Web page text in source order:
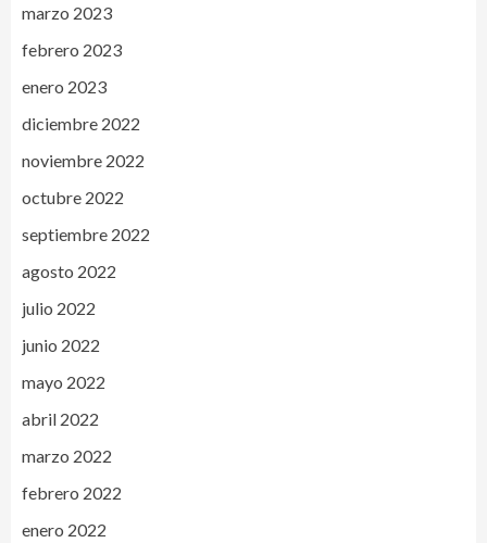
marzo 2023
febrero 2023
enero 2023
diciembre 2022
noviembre 2022
octubre 2022
septiembre 2022
agosto 2022
julio 2022
junio 2022
mayo 2022
abril 2022
marzo 2022
febrero 2022
enero 2022